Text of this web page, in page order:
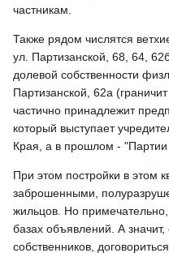
частникам.
Также рядом числятся
ул. Партизанской, 68, 64,
долевой собственности
Партизанской, 62а
частично принадлежит
который выступает
Края, а в прошлом - "Партии
При этом постройки в этом
заброшенными,
жильцов. Но
базах объявлений. А
собственников,